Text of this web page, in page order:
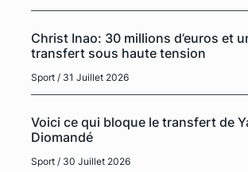
Christ Inao: 30 millions d’euros et
transfert sous haute tension
Sport / 31 Juillet 2026
Voici ce qui bloque le transfert de
Diomandé
Sport / 30 Juillet 2026